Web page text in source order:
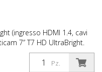
Pz.
(ingresso HDMI 1.4, cavi
7” T7 HD UltraBright.